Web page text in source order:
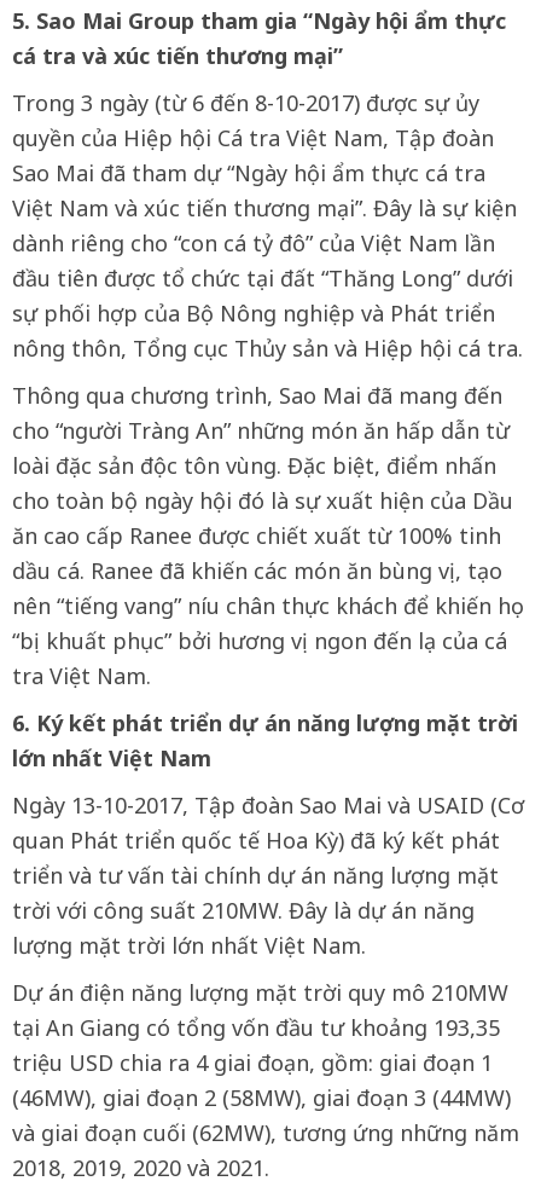
5. Sao Mai Group tham gia “Ngày hội ẩm thực
cá tra và xúc tiến thương mại”
Trong 3 ngày (từ 6 đến 8-10-2017) được sự ủy
quyền của Hiệp hội Cá tra Việt Nam, Tập đoàn
Sao Mai đã tham dự “Ngày hội ẩm thực cá tra
Việt Nam và xúc tiến thương mại”. Đây là sự kiện
dành riêng cho “con cá tỷ đô” của Việt Nam lần
đầu tiên được tổ chức tại đất “Thăng Long” dưới
sự phối hợp của Bộ Nông nghiệp và Phát triển
nông thôn, Tổng cục Thủy sản và Hiệp hội cá tra.
Thông qua chương trình, Sao Mai đã mang đến
cho “người Tràng An” những món ăn hấp dẫn từ
loài đặc sản độc tôn vùng. Đặc biệt, điểm nhấn
cho toàn bộ ngày hội đó là sự xuất hiện của Dầu
ăn cao cấp Ranee được chiết xuất từ 100% tinh
dầu cá. Ranee đã khiến các món ăn bùng vị, tạo
nên “tiếng vang” níu chân thực khách để khiến họ
“bị khuất phục” bởi hương vị ngon đến lạ của cá
tra Việt Nam.
6. Ký kết phát triển dự án năng lượng mặt trời
lớn nhất Việt Nam
Ngày 13-10-2017, Tập đoàn Sao Mai và USAID (Cơ
quan Phát triển quốc tế Hoa Kỳ) đã ký kết phát
triển và tư vấn tài chính dự án năng lượng mặt
trời với công suất 210MW. Đây là dự án năng
lượng mặt trời lớn nhất Việt Nam.
Dự án điện năng lượng mặt trời quy mô 210MW
tại An Giang có tổng vốn đầu tư khoảng 193,35
triệu USD chia ra 4 giai đoạn, gồm: giai đoạn 1
(46MW), giai đoạn 2 (58MW), giai đoạn 3 (44MW)
và giai đoạn cuối (62MW), tương ứng những năm
2018, 2019, 2020 và 2021.